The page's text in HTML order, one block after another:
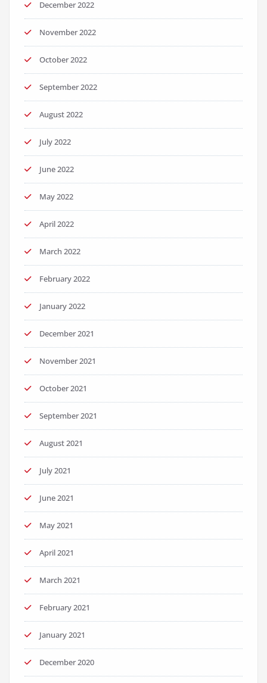
December 2022
November 2022
October 2022
September 2022
August 2022
July 2022
June 2022
May 2022
April 2022
March 2022
February 2022
January 2022
December 2021
November 2021
October 2021
September 2021
August 2021
July 2021
June 2021
May 2021
April 2021
March 2021
February 2021
January 2021
December 2020